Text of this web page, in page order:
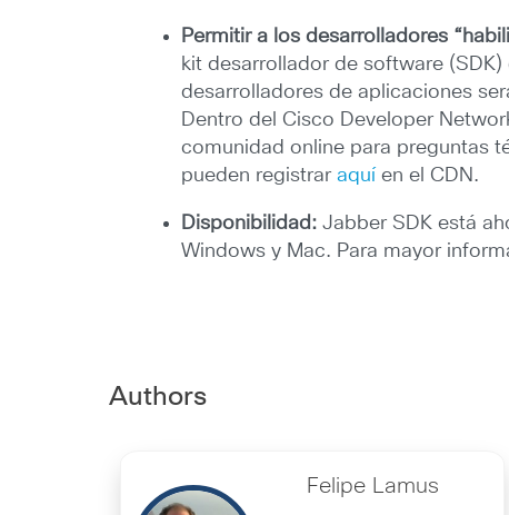
Permitir a los desarrolladores
kit desarrollador de software
desarrolladores de aplicaciones
Dentro del Cisco Developer
comunidad online para preguntas
pueden registraraquí en el CDN.
Disponibilidad:Jabber SDK está
Windows y Mac. Para mayor
Authors
Felipe Lamus